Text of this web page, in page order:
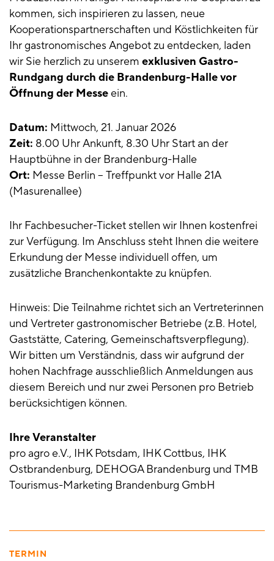
kommen, sich inspirieren zu lassen, neue
Kooperationspartnerschaften und Köstlichkeiten für
Ihr gastronomisches Angebot zu entdecken, laden
wir Sie herzlich zu unserem exklusiven Gastro-
Rundgang durch die Brandenburg-Halle vor
Öffnung der Messeein.
Datum: Mittwoch, 21. Januar 2026
Zeit: 8.00 Uhr Ankunft, 8.30 Uhr Start an der
Hauptbühne in der Brandenburg-Halle
Ort: Messe Berlin – Treffpunkt vor Halle 21A
(Masurenallee)
Ihr Fachbesucher-Ticket stellen wir Ihnen kostenfrei
zur Verfügung. Im Anschluss steht Ihnen die weitere
Erkundung der Messe individuell offen, um
zusätzliche Branchenkontakte zu knüpfen.
Hinweis: Die Teilnahme richtet sich an Vertreterinnen
und Vertreter gastronomischer Betriebe (z.B. Hotel,
Gaststätte, Catering, Gemeinschaftsverpflegung).
Wir bitten um Verständnis, dass wir aufgrund der
hohen Nachfrage ausschließlich Anmeldungen aus
diesem Bereich und nur zwei Personen pro Betrieb
berücksichtigen können.
Ihre Veranstalter
pro agro e.V., IHK Potsdam, IHK Cottbus, IHK
Ostbrandenburg, DEHOGA Brandenburg und TMB
Tourismus-Marketing Brandenburg GmbH
TERMIN